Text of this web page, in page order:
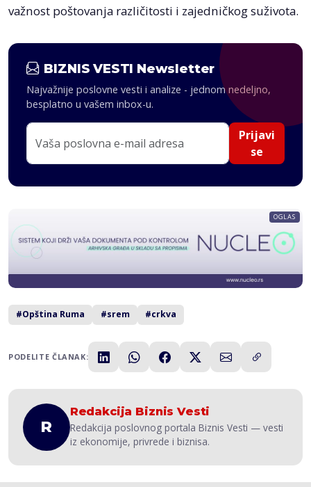
važnost poštovanja različitosti i zajedničkog suživota.
BIZNIS VESTI Newsletter
Najvažnije poslovne vesti i analize - jednom nedeljno,
besplatno u vašem inbox-u.
Prijavi
se
OGLAS
#Opština Ruma #srem #crkva
PODELITE ČLANAK:
R
Redakcija Biznis Vesti
Redakcija poslovnog portala Biznis Vesti — vesti
iz ekonomije, privrede i biznisa.